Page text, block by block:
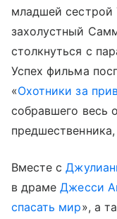
младшей сестрой
захолустный
столкнуться с
Успех фильма
«Охотники за
собравшего весь
Вместе с
в драмеДжесси
спасать мир», а